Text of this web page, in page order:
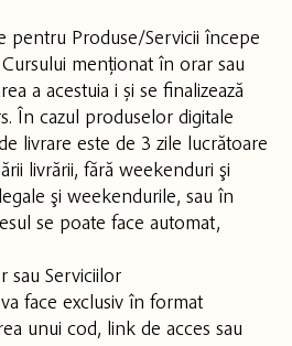
pentru Produse/Servicii începe
menționat în orar sau
a acestuia i și se finalizează
În cazul produselor digitale
livrare este de 3 zile lucrătoare
livrării, fără weekenduri şi
şi weekendurile, sau în
se poate face automat,
sau Serviciilor
face exclusiv în format
unui cod, link de acces sau